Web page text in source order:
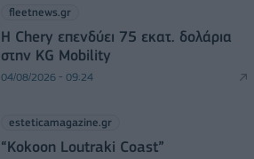
fleetnews.gr
Η Chery επενδύει 75 εκατ. δολάρια
στην KG Mobility
04/08/2026 - 09:24
esteticamagazine.gr
“Kokoon Loutraki Coast”